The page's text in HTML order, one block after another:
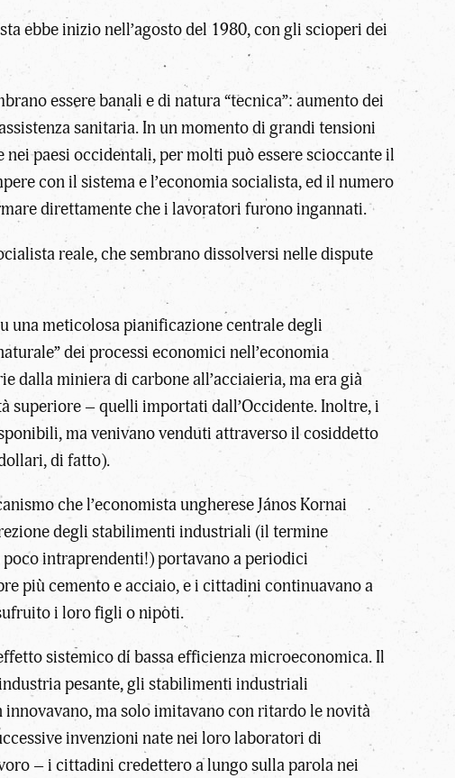
ebbe inizio nell’agosto del 1980, con gli scioperi dei
essere banali e di natura “tecnica”: aumento dei
sanitaria. In un momento di grandi tensioni
paesi occidentali, per molti può essere scioccante il
con il sistema e l’economia socialista, ed il numero
direttamente che i lavoratori furono ingannati.
reale, che sembrano dissolversi nelle dispute
una meticolosa pianificazione centrale degli
dei processi economici nell’economia
dalla miniera di carbone all’acciaieria, ma era già
superiore – quelli importati dall’Occidente. Inoltre, i
ma venivano venduti attraverso il cosiddetto
di fatto).
che l’economista ungherese János Kornai
degli stabilimenti industriali (il termine
intraprendenti!) portavano a periodici
più cemento e acciaio, e i cittadini continuavano a
i loro figli o nipoti.
sistemico di bassa efficienza microeconomica. Il
pesante, gli stabilimenti industriali
ma solo imitavano con ritardo le novità
invenzioni nate nei loro laboratori di
– i cittadini credettero a lungo sulla parola nei